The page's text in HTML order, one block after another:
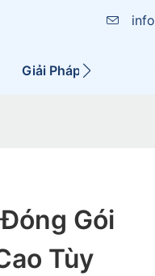
Giải Pháp Về
Gói
Tùy